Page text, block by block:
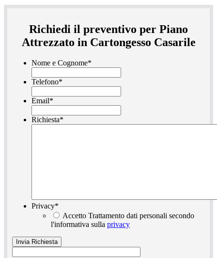
Richiedi il preventivo per Piano
Attrezzato in Cartongesso Casarile
Nome e Cognome*
Telefono*
Email*
Richiesta*
Privacy*
Accetto Trattamento dati personali secondo
l'informativa sulla privacy